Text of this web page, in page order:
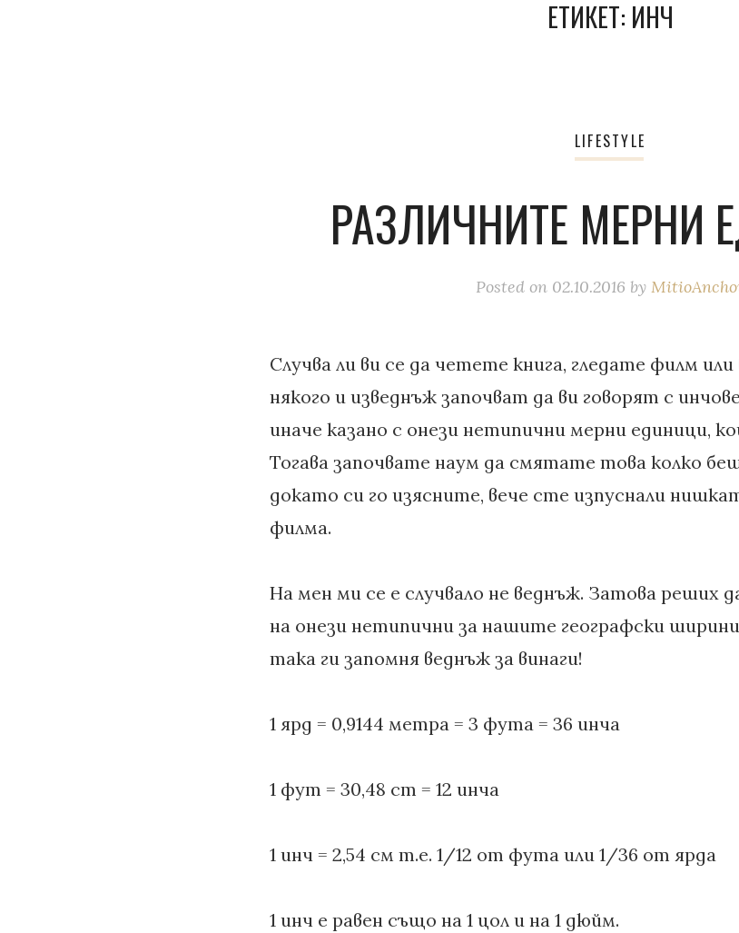
ЕТИКЕТ: ИНЧ
LIFESTYLE
РАЗЛИЧНИТЕ МЕРНИ
Posted on 02.10.2016 by
Случва ли ви се да четете книга, гледате филм
някого и изведнъж започват да ви говорят с
иначе казано с онези нетипични мерни единици,
Тогава започвате наум да смятате това колко
докато си го изясните, вече сте изпуснали
филма.
На мен ми се е случвало не веднъж. Затова реших
на онези нетипични за нашите географски
така ги запомня веднъж за винаги!
1 ярд = 0,9144 метра = 3 фута = 36 инча
1 фут = 30,48 cm = 12 инча
1 инч = 2,54 см т.е. 1/12 от фута или 1/36 от ярда
1 инч е равен също на 1 цол и на 1 дюйм.